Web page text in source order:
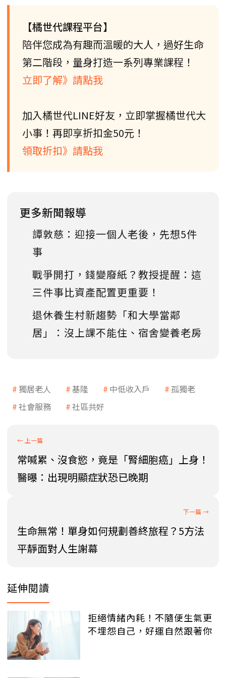
【橘世代課程平台】
陪伴您成為有趣而溫暖的大人，過好生命
第二階段，量身打造一系列專業課程！
立即了解》請點我
加入橘世代LINE好友，立即掌握橘世代大
小事！再即享折扣金50元！
領取折扣》請點我
更多新聞報導
譚敦慈：迎接一個人老後，先想5件
事
戰爭開打，錢變廢紙？教授提醒：這
三件事比資產配置更重要！
退休養生村新趨勢「和大學當鄰
居」：沒上課不能住、宿舍變養老房
獨居老人 基隆 中低收入戶
孤獨老
社會服務
社區共好
常喊累、沒食慾，竟是「腎細胞癌」上身！
醫曝：出現明顯症狀恐已晚期
生命無常！單身如何規劃善終旅程？5方法
平靜面對人生謝幕
延伸閱讀
拒絕情緒內耗！不隨便生氣更
不埋怨自己，好運自然跟著你